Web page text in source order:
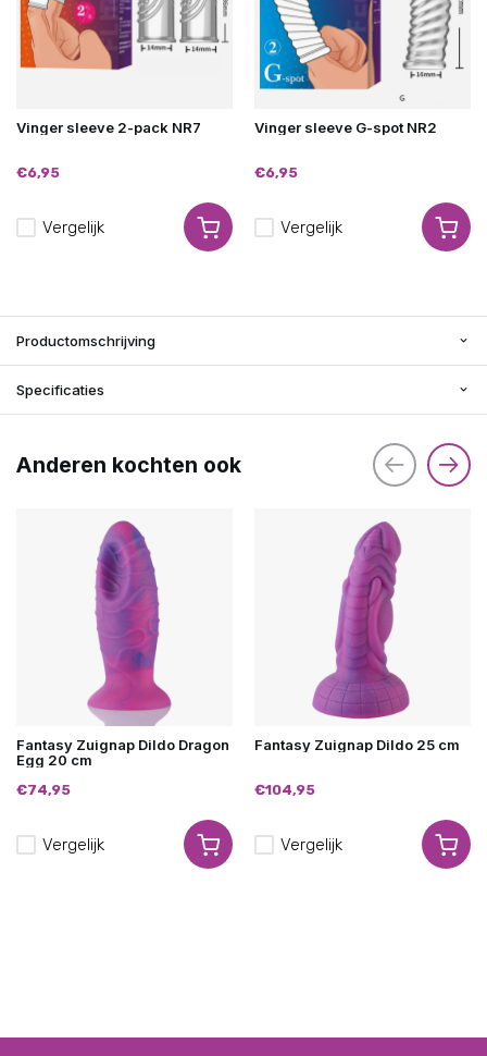
Vinger sleeve 2-pack NR7
€6,95
Vergelijk
Vinger sleeve G-spot NR2
€6,95
Vergelijk
Productomschrijving
Specificaties
Anderen kochten ook
Fantasy Zuignap Dildo Dragon
Egg 20 cm
€74,95
Vergelijk
Fantasy Zuignap Dildo 25 cm
€104,95
Vergelijk